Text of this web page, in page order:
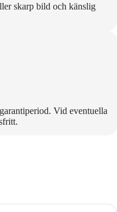
skarp bild och känslig
Vid eventuella